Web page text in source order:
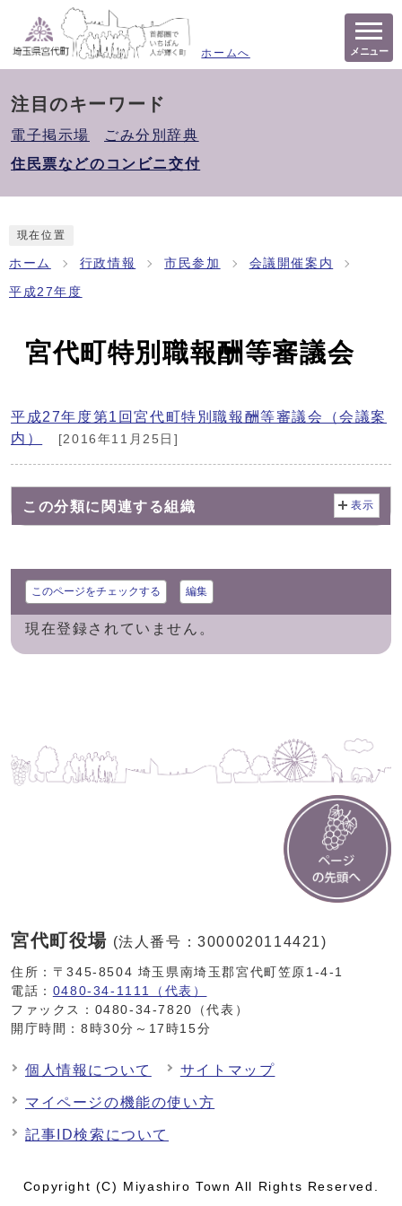
ホームへ メニュー
注目のキーワード
電子掲示場
ごみ分別辞典
住民票などのコンビニ交付
現在位置
ホーム 行政情報 市民参加 会議開催案内
平成27年度
宮代町特別職報酬等審議会
平成27年度第1回宮代町特別職報酬等審議会（会議案
内）
[2016年11月25日]
この分類に関連する組織 表示
このページをチェックする 編集
現在登録されていません。
宮代町役場 (法人番号：3000020114421)
住所：〒345-8504 埼玉県南埼玉郡宮代町笠原1-4-1
電話： 0480-34-1111（代表）
ファックス：0480-34-7820（代表）
開庁時間：8時30分～17時15分
個人情報について サイトマップ
マイページの機能の使い方
記事ID検索について
Copyright (C) Miyashiro Town All Rights Reserved.